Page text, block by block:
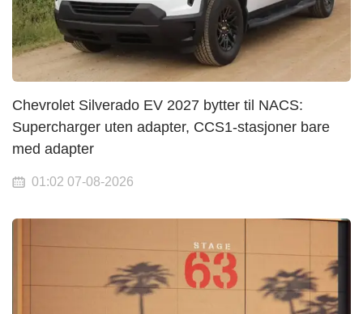
Chevrolet Silverado EV 2027 bytter til NACS:
Supercharger uten adapter, CCS1-stasjoner bare
med adapter
01:02 07-08-2026